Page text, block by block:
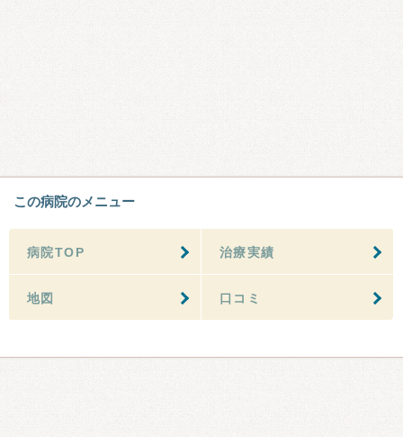
この病院のメニュー
病院TOP 治療実績
地図 口コミ